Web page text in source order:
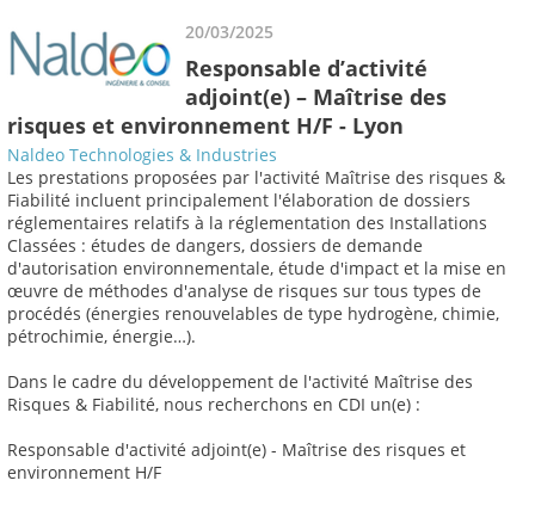
20/03/2025
Responsable d’activité
adjoint(e) – Maîtrise des
risques et environnement H/F - Lyon
Naldeo Technologies & Industries
Les prestations proposées par l'activité Maîtrise des risques &
Fiabilité incluent principalement l'élaboration de dossiers
réglementaires relatifs à la réglementation des Installations
Classées : études de dangers, dossiers de demande
d'autorisation environnementale, étude d'impact et la mise en
œuvre de méthodes d'analyse de risques sur tous types de
procédés (énergies renouvelables de type hydrogène, chimie,
pétrochimie, énergie…).
Dans le cadre du développement de l'activité Maîtrise des
Risques & Fiabilité, nous recherchons en CDI un(e) :
Responsable d'activité adjoint(e) - Maîtrise des risques et
environnement H/F